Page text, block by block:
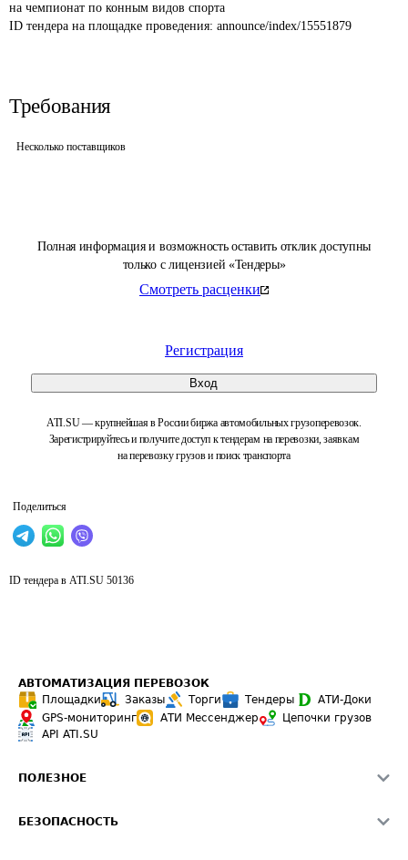
Полная информация и возможность оставить отклик доступны
только с лицензией «Тендеры»
Смотреть расценки
Регистрация
Вход
ATI.SU — крупнейшая в России биржа автомобильных грузоперевозок.
Зарегистрируйтесь и получите доступ к тендерам на перевозки, заявкам
на перевозку грузов и поиск транспорта
Поделиться
на чемпионат по конным видов спорта
ID тендера на площадке проведения: announce/index/15551879
Требования
Несколько поставщиков
ID тендера в ATI.SU 50136
АВТОМАТИЗАЦИЯ ПЕРЕВОЗОК
Площадки
Заказы Торги Тендеры
АТИ-Доки
GPS-мониторинг
АТИ Мессенджер
Цепочки грузов
API ATI.SU
ПОЛЕЗНОЕ
БЕЗОПАСНОСТЬ